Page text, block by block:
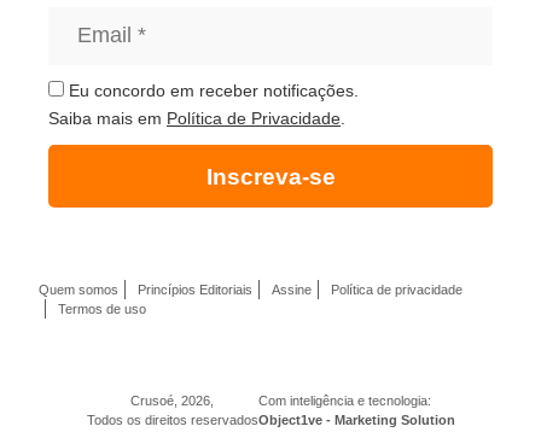
Eu concordo em receber notificações.
Saiba mais em Política de Privacidade
Inscreva-se
Crusoé, 2026,
Todos os direitos reservados
Com inteligência e tecnologia:
Object1ve - Marketing Solution
Quem somos Princípios Editoriais Assine
Política de privacidade
Termos de uso